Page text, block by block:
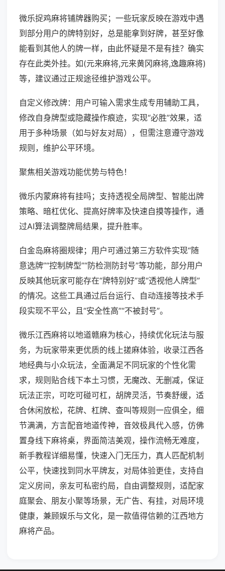
微乐捉鸡麻将铺牌器购买；一些玩家反映在游戏中遇
到部分用户的牌特别好，总是能拿到好牌，甚至好像
能看到其他人的牌一样，由此怀疑是不是有挂？确实
存在此类外挂。如(元来麻将,元来黄冈麻将,逸趣麻将)
等，建议通过正规途径维护游戏公平。
自定义修改牌：用户可输入需求生成专用辅助工具，
修改自身牌型或隐藏操作痕迹，实现“必胜”效果，适
用于多种场景（如与好友对局），但需注意遵守游戏
规则，维护公平环境。
聚焦相关游戏功能优势与特色！
微乐内蒙麻将有挂吗；支持透视全局牌型、智能出牌
策略、暗杠优化、提高好牌率及快速自摸等操作，通
过AI算法调整牌局结果，提升胜率。
白金岛麻将圈规律；用户可通过第三方软件实现“随
意选牌”“控制牌型”“防检测防封号”等功能，部分用户
反映其他玩家可能存在“牌特别好”或“透视他人牌型”
的情况。这些工具通过后台运行、自动连接等技术手
段实现不平公，且“安全性高”“不被封号”。
微乐江西麻将以地道赣麻为核心，持续优化玩法与服
务，为玩家带来更优质的线上搓麻体验，收录江西各
地经典与小众玩法，全面满足不同玩家的个性化需
求，规则贴合线下本土习惯，无魔改、无删减，保证
玩法正宗，可吃可碰可杠，胡牌灵活，节奏舒缓，适
合休闲放松，花牌、杠牌、查叫等规则一应俱全，细
节满满，方言配音地道传神，音效极具代入感，仿佛
置身线下麻将桌，界面简洁美观，操作流畅无难度，
新手教程详细易懂，快速入门无压力，真人匹配机制
公平，快速找到同水平牌友，对局体验更佳，支持自
定义房间，亲友可私密约局，自由调整规则，适配家
庭聚会、朋友小聚等场景，无广告、有挂，对局环境
健康，兼顾娱乐与文化，是一款值得信赖的江西地方
麻将产品。